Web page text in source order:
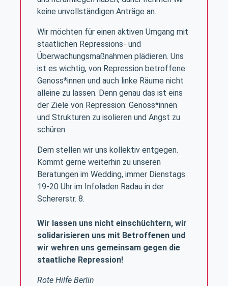
keine unvollständigen Anträge an.
Wir möchten für einen aktiven Umgang mit
staatlichen Repressions- und
Überwachungsmaßnahmen plädieren. Uns
ist es wichtig, von Repression betroffene
Genoss*innen und auch linke Räume nicht
alleine zu lassen. Denn genau das ist eins
der Ziele von Repression: Genoss*innen
und Strukturen zu isolieren und Angst zu
schüren.
Dem stellen wir uns kollektiv entgegen.
Kommt gerne weiterhin zu unseren
Beratungen im Wedding, immer Dienstags
19-20 Uhr im Infoladen Radau in der
Schererstr. 8.
Wir lassen uns nicht einschüchtern, wir
solidarisieren uns mit Betroffenen und
wir wehren uns gemeinsam gegen die
staatliche Repression!
Rote Hilfe Berlin